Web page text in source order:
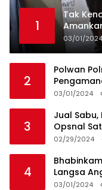
1
Tak
03/01/2024
2
Polwan
03/01/2024
3
Jual Sabu,
Opsnal
02/29/2024
4
Langsa
03/01/2024